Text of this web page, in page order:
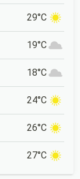
29°C
19°C
18°C
24°C
26°C
27°C